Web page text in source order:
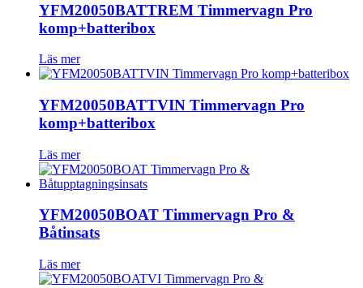
YFM20050BATTREM Timmervagn Pro
komp+batteribox
Läs mer
YFM20050BATTVIN Timmervagn Pro
komp+batteribox
Läs mer
YFM20050BOAT Timmervagn Pro &
Båtinsats
Läs mer